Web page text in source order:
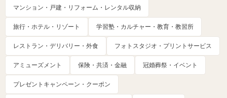
マンション・戸建・リフォーム・レンタル収納
旅行・ホテル・リゾート 学習塾・カルチャー・教育・教習所
レストラン・デリバリー・外食 フォトスタジオ・プリントサービス
アミューズメント 保険・共済・金融 冠婚葬祭・イベント
プレゼントキャンペーン・クーポン